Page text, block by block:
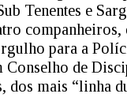
Tenentes e
companheiros,
para a
Conselho de
dos mais “linha